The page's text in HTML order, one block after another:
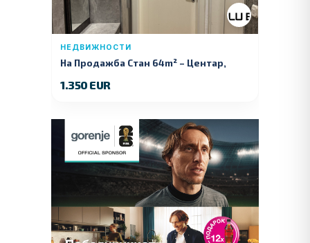
НЕДВИЖНОСТИ
На Продажба Стан 64m² – Центар,
1.350 EUR